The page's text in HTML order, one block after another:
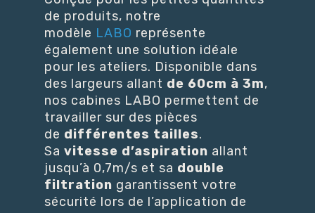
de produits, notre
modèle LABO représente
également une solution idéale
pour les ateliers. Disponible dans
des largeurs allant de 60cm à 3m,
nos cabines LABO permettent de
travailler sur des pièces
de différentes tailles.
Sa vitesse d’aspiration allant
jusqu’à 0,7m/s et sa double
filtration garantissent votre
sécurité lors de l’application de